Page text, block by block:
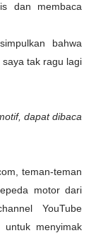
dan membaca
bahwa
saya tak ragu lagi
dapat dibaca
teman-teman
motor dari
YouTube
untuk menyimak